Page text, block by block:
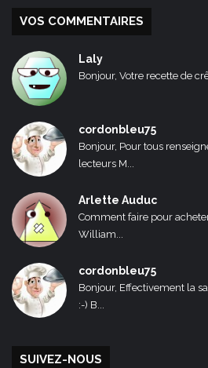
VOS COMMENTAIRES
Laly
Bonjour, Votre recette de
cordonbleu75
Bonjour, Pour tous
lecteurs M...
Arlette Auduc
Comment faire pour
William...
cordonbleu75
Bonjour, Effectivement la
:-) B...
SUIVEZ-NOUS